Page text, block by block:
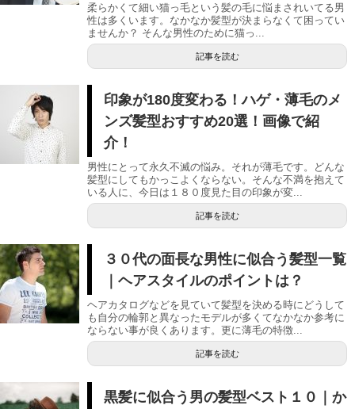
柔らかくて細い猫っ毛という髪の毛に悩まされいてる男
性は多くいます。なかなか髪型が決まらなくて困ってい
ませんか？ そんな男性のために猫っ...
記事を読む
印象が180度変わる！ハゲ・薄毛のメ
ンズ髪型おすすめ20選！画像で紹
介！
男性にとって永久不滅の悩み。それが薄毛です。どんな
髪型にしてもかっこよくならない。そんな不満を抱えて
いる人に、今日は１８０度見た目の印象が変...
記事を読む
３０代の面長な男性に似合う髪型一覧
｜ヘアスタイルのポイントは？
ヘアカタログなどを見ていて髪型を決める時にどうして
も自分の輪郭と異なったモデルが多くてなかなか参考に
ならない事が良くあります。更に薄毛の特徴...
記事を読む
黒髪に似合う男の髪型ベスト１０｜か